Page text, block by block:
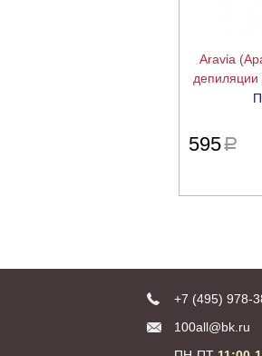
Aravia
депиляции
кожи с
595a
+7 (495) 978-
100all@bk.ru